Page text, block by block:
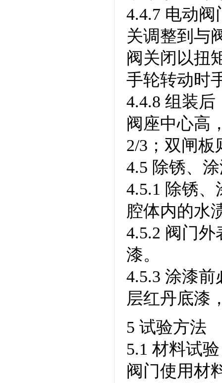
4.4.7 电动
关调整到与
阀关闭以扭
手轮转动时
4.4.8 组装
阀座中心高
2/3；双闸板
4.5 除锈、
4.5.1 除锈
腔体内的水
4.5.2 阀门
漆。
4.5.3 涂漆
层红丹底漆
5 试验方法
5.1 材料试验
阀门使用材